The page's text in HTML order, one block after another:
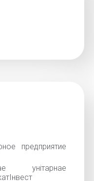
предприятие
унiтарнае